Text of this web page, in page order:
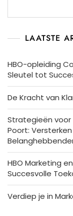
LAATSTE
HBO-opleiding
Sleutel tot
De Kracht van
Strategieën voor
Poort:
HBO Marketing
Succesvolle
Verdiep je in